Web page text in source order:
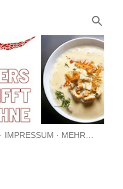
IMPRESSUM MEHR…